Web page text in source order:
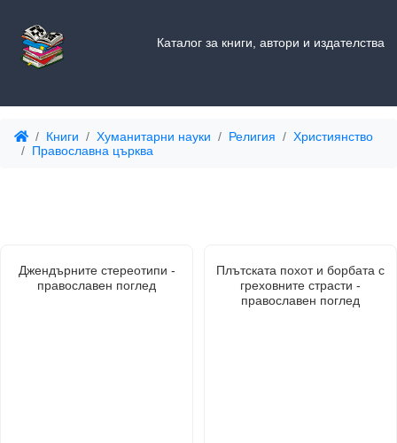
Каталог за книги, автори и издателства
Книги Хуманитарни науки Религия
Християнство
Православна църква
Джендърните стереотипи -
православен поглед
Плътската похот и борбата с
греховните страсти -
православен поглед